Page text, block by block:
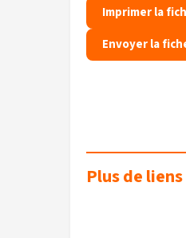
Imprimer la
Envoyer la
Plus de